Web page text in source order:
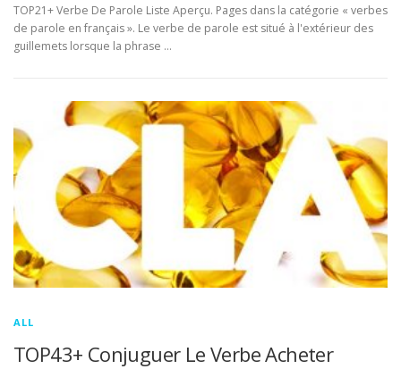
TOP21+ Verbe De Parole Liste Aperçu. Pages dans la catégorie « verbes
de parole en français ». Le verbe de parole est situé à l'extérieur des
guillemets lorsque la phrase …
ALL
TOP43+ Conjuguer Le Verbe Acheter